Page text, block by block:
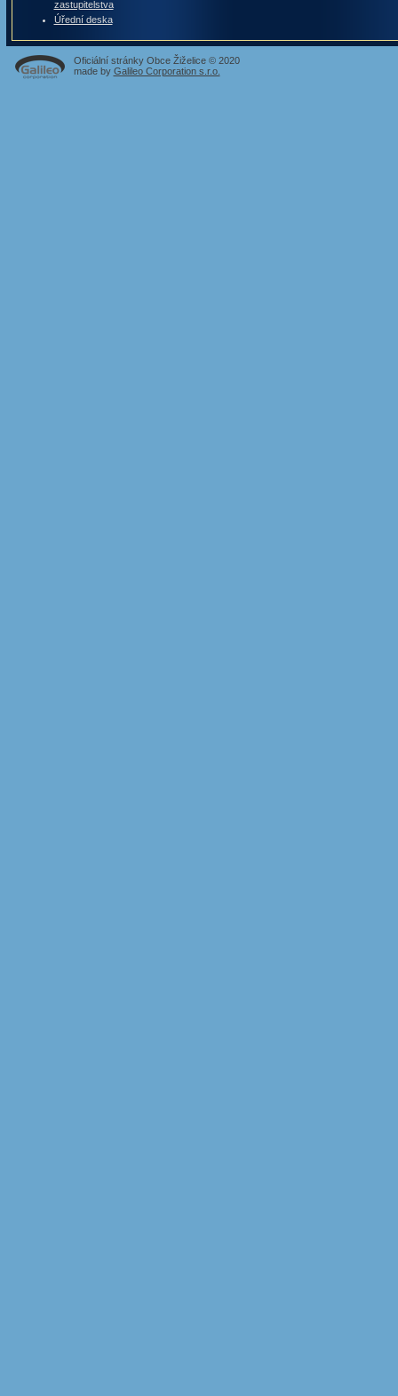
zastupitelstva
Úřední deska
Oficiální stránky Obce Žiželice © 2020
made by Galileo Corporation s.r.o.